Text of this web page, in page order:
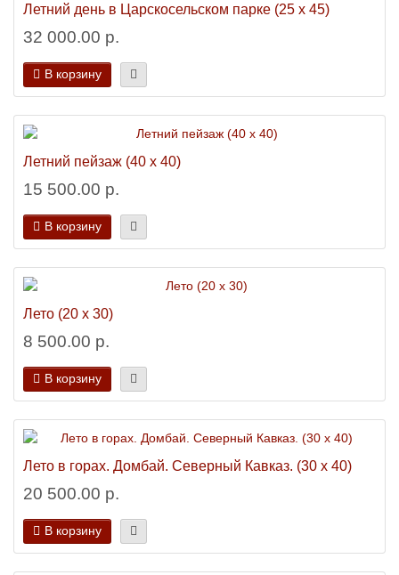
Летний день в Царскосельском парке (25 х 45)
32 000.00 р.
В корзину
Летний пейзаж (40 х 40)
15 500.00 р.
В корзину
Лето (20 х 30)
8 500.00 р.
В корзину
Лето в горах. Домбай. Северный Кавказ. (30 х 40)
20 500.00 р.
В корзину